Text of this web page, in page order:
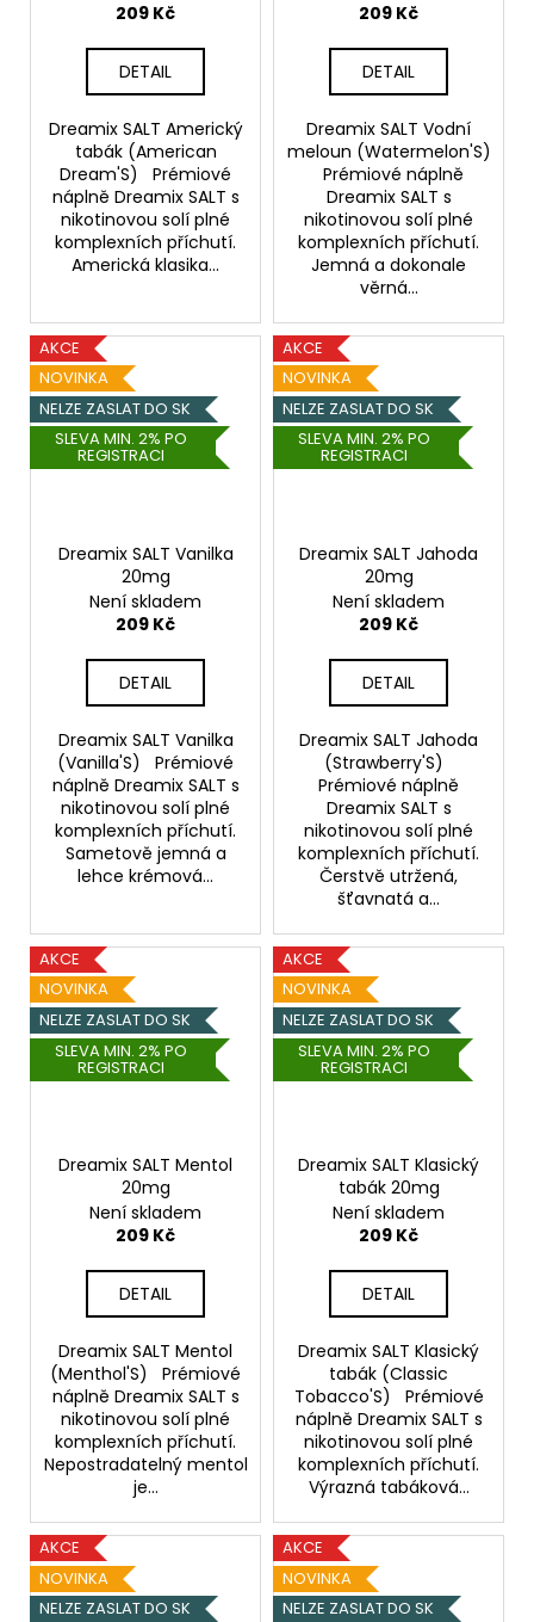
209 Kč
DETAIL
Dreamix SALT Americký
tabák (American
Dream'S) Prémiové
náplně Dreamix SALT s
nikotinovou solí plné
komplexních příchutí.
Americká klasika...
209 Kč
DETAIL
Dreamix SALT Vodní
meloun (Watermelon'S)
Prémiové náplně
Dreamix SALT s
nikotinovou solí plné
komplexních příchutí.
Jemná a dokonale
věrná...
AKCE
NOVINKA
NELZE ZASLAT DO SK
SLEVA MIN. 2% PO
REGISTRACI
Dreamix SALT Vanilka
20mg
Není skladem
209 Kč
DETAIL
Dreamix SALT Vanilka
(Vanilla'S) Prémiové
náplně Dreamix SALT s
nikotinovou solí plné
komplexních příchutí.
Sametově jemná a
lehce krémová...
AKCE
NOVINKA
NELZE ZASLAT DO SK
SLEVA MIN. 2% PO
REGISTRACI
Dreamix SALT Jahoda
20mg
Není skladem
209 Kč
DETAIL
Dreamix SALT Jahoda
(Strawberry'S)
Prémiové náplně
Dreamix SALT s
nikotinovou solí plné
komplexních příchutí.
Čerstvě utržená,
šťavnatá a...
AKCE
NOVINKA
NELZE ZASLAT DO SK
SLEVA MIN. 2% PO
REGISTRACI
Dreamix SALT Mentol
20mg
Není skladem
209 Kč
DETAIL
Dreamix SALT Mentol
(Menthol'S) Prémiové
náplně Dreamix SALT s
nikotinovou solí plné
komplexních příchutí.
Nepostradatelný mentol
je...
AKCE
NOVINKA
NELZE ZASLAT DO SK
SLEVA MIN. 2% PO
REGISTRACI
Dreamix SALT Klasický
tabák 20mg
Není skladem
209 Kč
DETAIL
Dreamix SALT Klasický
tabák (Classic
Tobacco'S) Prémiové
náplně Dreamix SALT s
nikotinovou solí plné
komplexních příchutí.
Výrazná tabáková...
AKCE
NOVINKA
NELZE ZASLAT DO SK
AKCE
NOVINKA
NELZE ZASLAT DO SK